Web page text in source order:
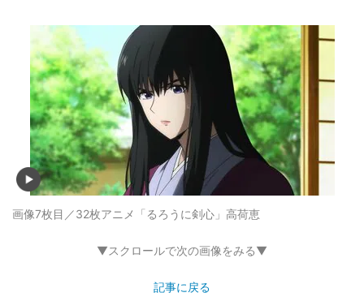
画像7枚目／32枚アニメ「るろうに剣心」高荷恵
▼スクロールで次の画像をみる▼
記事に戻る